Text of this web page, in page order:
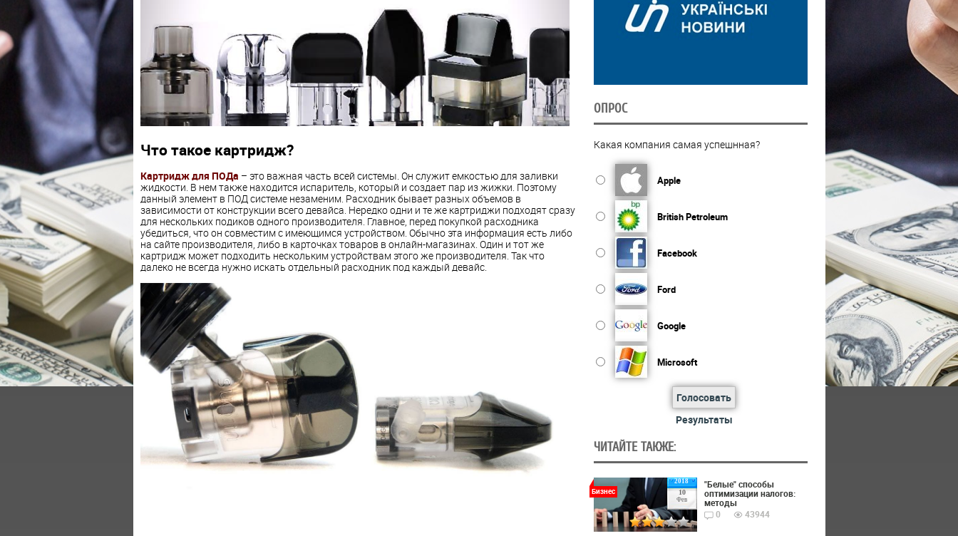
Что такое картридж?
Картридж для ПОДа – это важная часть всей системы. Он служит емкостью для заливки
жидкости. В нем также находится испаритель, который и создает пар из жижки. Поэтому
данный элемент в ПОД системе незаменим. Расходник бывает разных объемов в
зависимости от конструкции всего девайса. Нередко одни и те же картриджи подходят сразу
для нескольких подиков одного производителя. Главное, перед покупкой расходника
убедиться, что он совместим с имеющимся устройством. Обычно эта информация есть либо
на сайте производителя, либо в карточках товаров в онлайн-магазинах. Один и тот же
картридж может подходить нескольким устройствам этого же производителя. Так что
далеко не всегда нужно искать отдельный расходник под каждый девайс.
ОПРОС
Какая компания самая успешнная?
Apple
British Petroleum
Facebook
Ford
Google
Microsoft
Голосовать
Результаты
ЧИТАЙТЕ ТАКЖЕ:
2018
10
Фев
Бизнес
"Белые" способы
оптимизации налогов:
методы
0
43944